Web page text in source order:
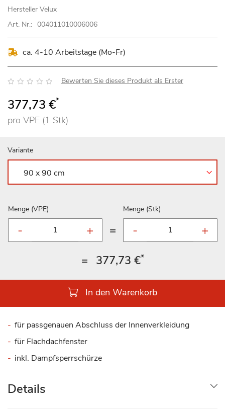
springen
Hersteller Velux
Art. Nr.: 004011010006006
ca. 4-10 Arbeitstage (Mo-Fr)
Bewertung: Bewerten Sie dieses Produkt als Erster
377,73 €*
pro VPE (1 Stk)
Variante
Menge (VPE)
=
Menge (Stk)
= 377,73 €*
In den Warenkorb
für passgenauen Abschluss der Innenverkleidung
für Flachdachfenster
inkl. Dampfsperrschürze
Details